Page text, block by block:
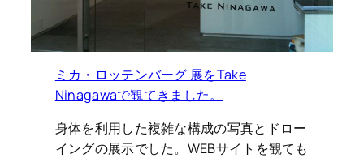
ミカ・ロッテンバーグ 展をTake
Ninagawaで観てきました。
身体を利用した複雑な構成の写真とドロー
イングの展示でした。WEBサイトを観ても